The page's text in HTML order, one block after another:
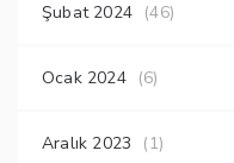
Şubat 2024 (46)
Ocak 2024 (6)
Aralık 2023 (1)